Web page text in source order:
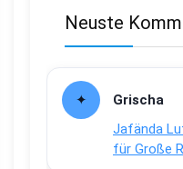
Neuste
Grischa
Jafända
für Große